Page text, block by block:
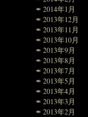
2014年1月
2013年12月
2013年11月
2013年10月
2013年9月
2013年8月
2013年7月
2013年5月
2013年4月
2013年3月
2013年2月